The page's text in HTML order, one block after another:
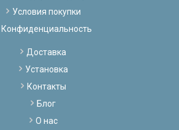
Условия покупки
Конфиденциальность
Доставка
Установка
Контакты
Блог
О нас